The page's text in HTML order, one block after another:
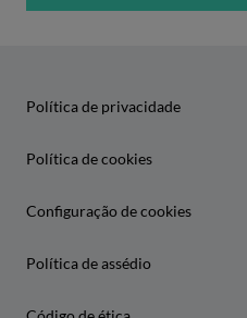
Política de privacidade
Política de cookies
Configuração de cookies
Política de assédio